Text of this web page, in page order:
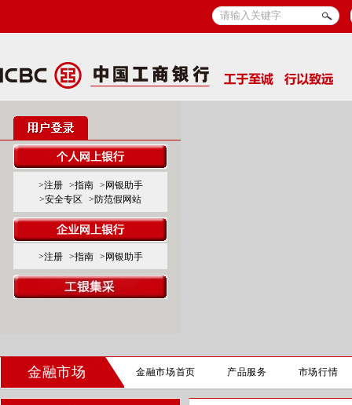
>注册 >指南
>网银助手
>安全专区
>防范假网站
>注册 >指南 >网银助手
金融市场 金融市场首页 产品服务 市场行情